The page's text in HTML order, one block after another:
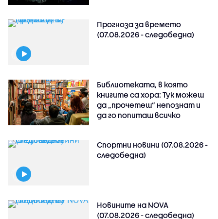
Прогноза за времето
(07.08.2026 - следобедна)
Библиотеката, в която
книгите са хора: Тук можеш
да „прочетеш“ непознат и
да го попиташ всичко
Спортни новини (07.08.2026 -
следобедна)
Новините на NOVA
(07.08.2026 - следобедна)